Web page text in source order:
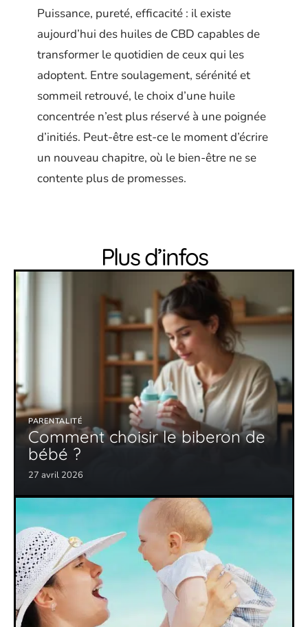
Puissance, pureté, efficacité : il existe
aujourd’hui des huiles de CBD capables de
transformer le quotidien de ceux qui les
adoptent. Entre soulagement, sérénité et
sommeil retrouvé, le choix d’une huile
concentrée n’est plus réservé à une poignée
d’initiés. Peut-être est-ce le moment d’écrire
un nouveau chapitre, où le bien-être ne se
contente plus de promesses.
Plus d’infos
PARENTALITÉ
Comment choisir le biberon de
bébé ?
27 avril 2026